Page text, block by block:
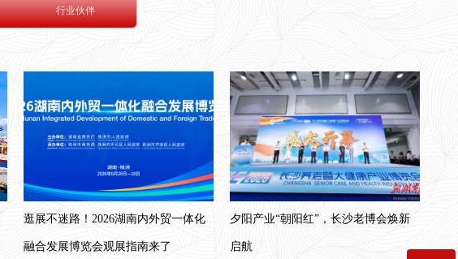
行业伙伴
逛展不迷路！2026湖南内外贸一体化
融合发展博览会观展指南来了
夕阳产业“朝阳红”，长沙老博会焕新
启航